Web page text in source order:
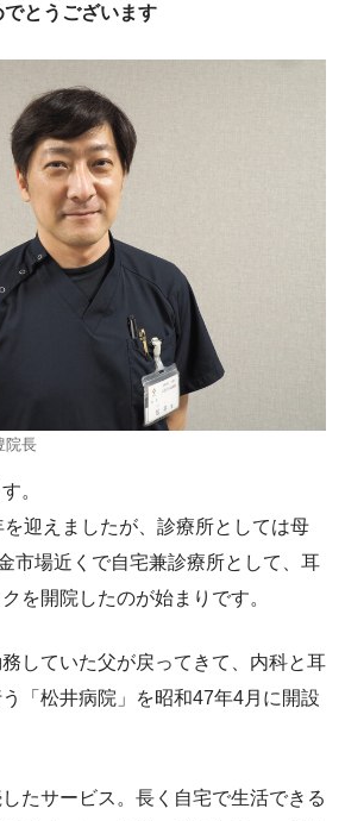
とうございます
院長
。
迎えましたが、診療所としては母
市場近くで自宅兼診療所として、耳
を開院したのが始まりです。
していた父が戻ってきて、内科と耳
「松井病院」を昭和47年4月に開設
したサービス。長く自宅で生活できる